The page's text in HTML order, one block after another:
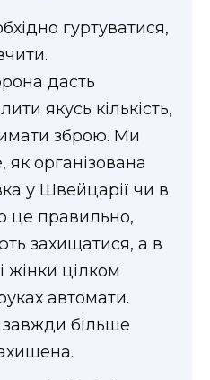
гуртуватися,
дасть
якусь кількість,
зброю. Ми
як організована
у Швейцарії чи в
це правильно,
захищатися, а в
жінки цілком
автомати.
більше